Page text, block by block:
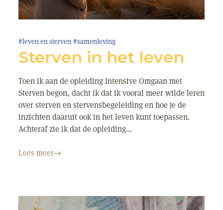
#leven en sterven #samenleving
Sterven in het leven
Toen ik aan de opleiding Intensive Omgaan met
Sterven begon, dacht ik dat ik vooral meer wilde leren
over sterven en stervensbegeleiding en hoe je de
inzichten daaruit ook in het leven kunt toepassen.
Achteraf zie ik dat de opleiding...
Lees meer